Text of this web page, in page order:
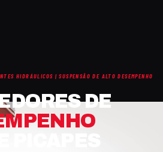
HIDRÁULICOS | SUSPENSÃO DE ALTO DESEMPENHO
DE
PICAPES